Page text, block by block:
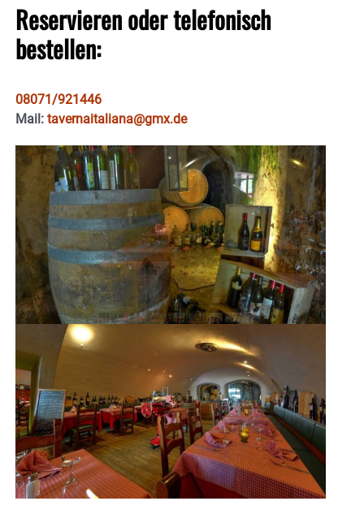
Reservieren oder telefonisch
bestellen:
08071/921446
Mail: tavernaitaliana@gmx.de